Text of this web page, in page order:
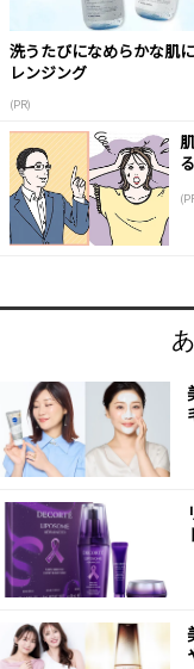
洗うたびになめらかな肌
レンジング
(PR)